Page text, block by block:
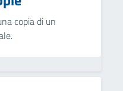
copia di un